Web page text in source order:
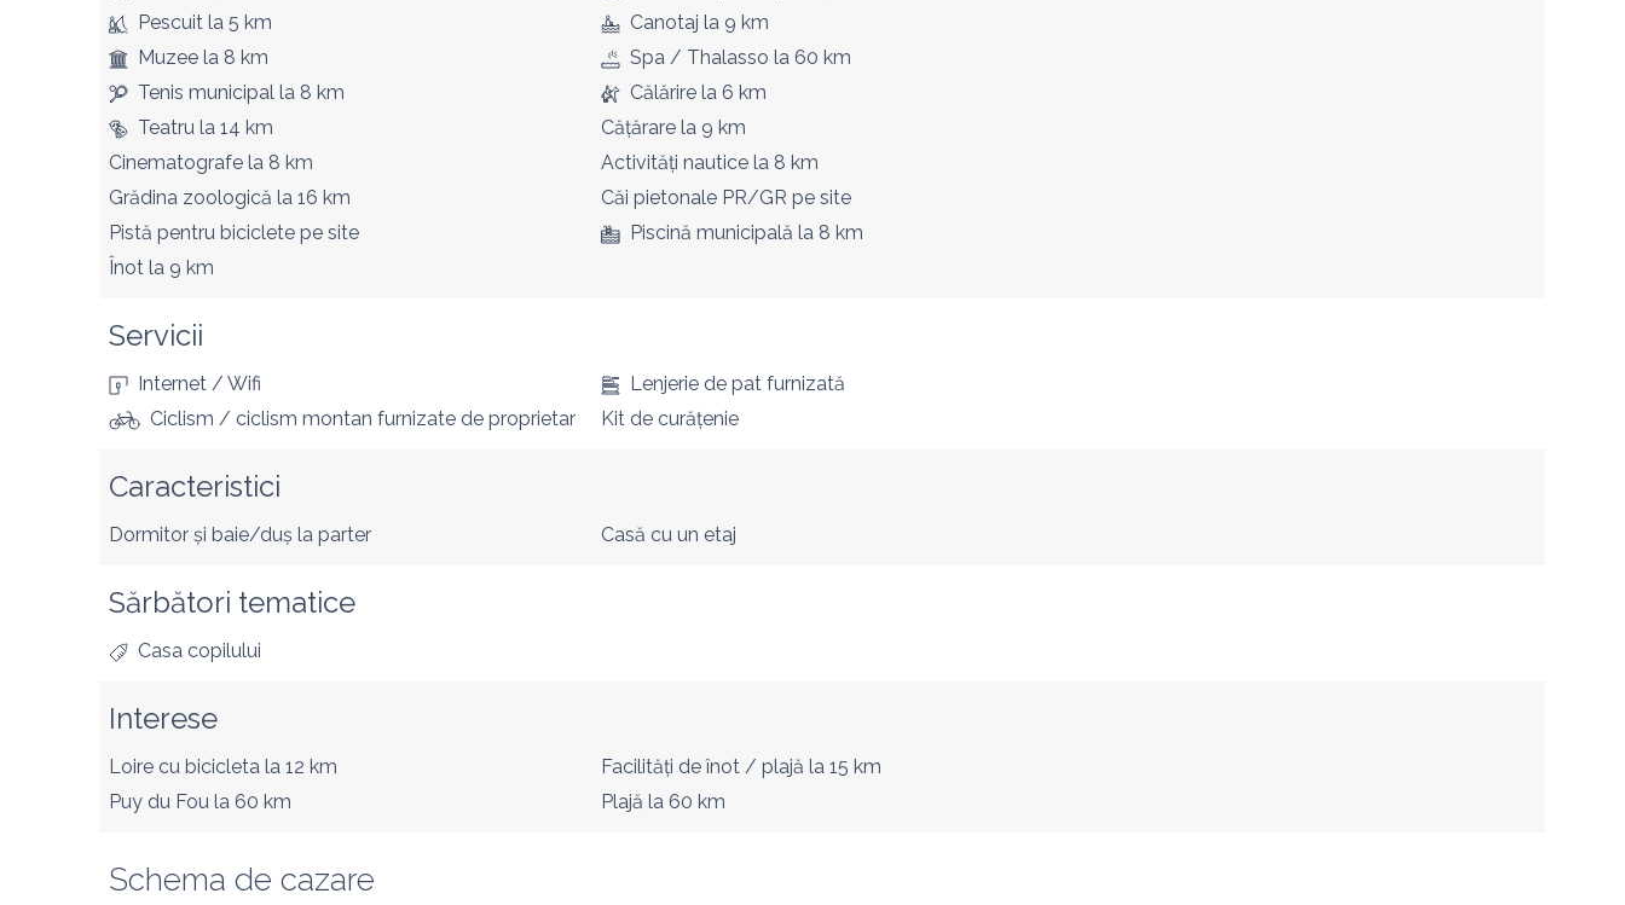
Pescuit la 5 km Canotaj la 9 km
Muzee la 8 km Spa / Thalasso la 60 km
Tenis municipal la 8 km Călărirela 6 km
Teatru la 14 km Cățărarela 9 km
Cinematografe la 8 km Activități nauticela 8 km
Grădina zoologică la 16 km Căi pietonale PR/GR pe site
Pistă pentru biciclete pe site Piscină municipală la 8 km
Înot la 9 km
Servicii
Internet / Wifi
Lenjerie de pat furnizată
Ciclism / ciclism montan furnizate de proprietar
Kit de curățenie
Caracteristici
Dormitor și baie/duș la parter Casă cu un etaj
Sărbători tematice
Casa copilului
Interese
Loire cu bicicleta la 12 km Facilități de înot / plajă la 15 km
Puy du Fou la 60 km Plajă la 60 km
Schema de cazare